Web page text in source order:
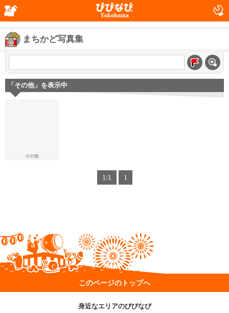
Yokohama
まちかど写真集
「その他」を表示中
その他
1/1 1
このページのトップへ
身近なエリアのびびなび